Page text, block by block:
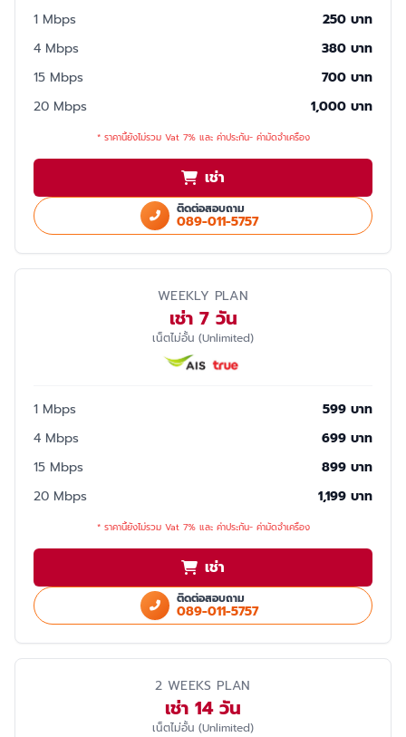
1 Mbps
250 บาท
4 Mbps
380 บาท
15 Mbps
700 บาท
20 Mbps
1,000 บาท
* ราคานี้ยังไม่รวม Vat 7% และ ค่าประกัน- ค่ามัดจำเครื่อง
เช่า
ติดต่อสอบถาม
089-011-5757
WEEKLY PLAN
เช่า 7 วัน
เน็ตไม่อั้น (Unlimited)
1 Mbps
599 บาท
4 Mbps
699 บาท
15 Mbps
899 บาท
20 Mbps
1,199 บาท
* ราคานี้ยังไม่รวม Vat 7% และ ค่าประกัน- ค่ามัดจำเครื่อง
เช่า
ติดต่อสอบถาม
089-011-5757
2 WEEKS PLAN
เช่า 14 วัน
เน็ตไม่อั้น (Unlimited)